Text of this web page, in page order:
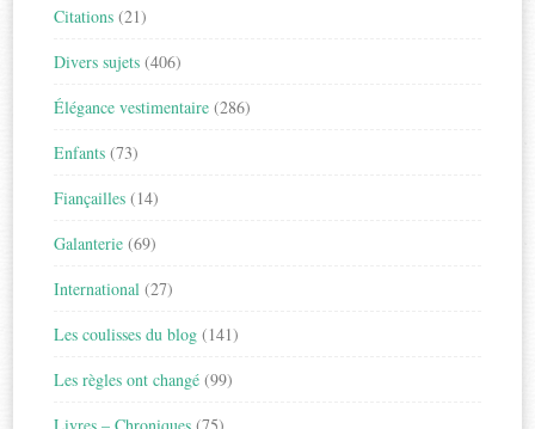
Citations (21)
Divers sujets (406)
Élégance vestimentaire (286)
Enfants (73)
Fiançailles (14)
Galanterie (69)
International (27)
Les coulisses du blog (141)
Les règles ont changé (99)